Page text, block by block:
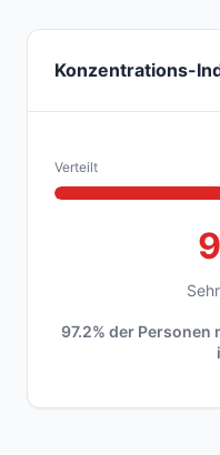
Konzentrations-
Verteilt
97.2% der Personen